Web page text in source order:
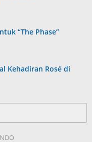
“The Phase”
Kehadiran Rosé di